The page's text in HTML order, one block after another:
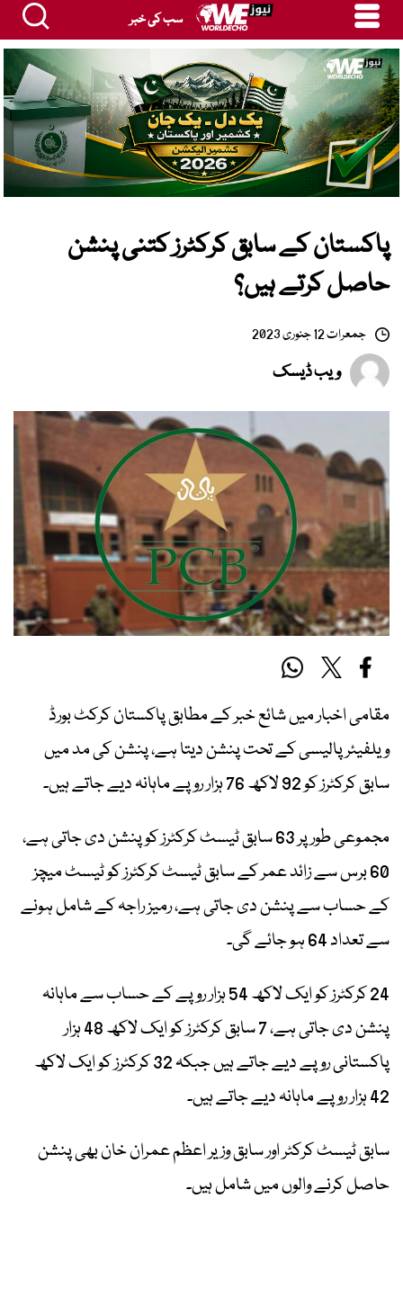
سب کی خبر
پاکستان کے سابق کرکٹرز کتنی پنشن
حاصل کرتے ہیں؟
جمعرات 12 جنوری 2023
ویب ڈیسک
مقامی اخبار میں شائع خبر کے مطابق پاکستان کرکٹ بورڈ
ویلفیئر پالیسی کے تحت پنشن دیتا ہے، پنشن کی مد میں
سابق کرکٹرز کو 92 لاکھ 76 ہزار روپے ماہانہ دیے جاتے ہیں۔
مجموعی طور پر 63 سابق ٹیسٹ کرکٹرز کو پنشن دی جاتی ہے،
60 برس سے زائد عمر کے سابق ٹیسٹ کرکٹرز کو ٹیسٹ میچز
کے حساب سے پنشن دی جاتی ہے، رمیز راجہ کے شامل ہونے
سے تعداد 64 ہو جائے گی۔
24 کرکٹرز کو ایک لاکھ 54 ہزار روپے کے حساب سے ماہانہ
پنشن دی جاتی ہے، 7 سابق کرکٹرز کو ایک لاکھ 48 ہزار
پاکستانی روپے دیے جاتے ہیں جبکہ 32 کرکٹرز کو ایک لاکھ
42 ہزار روپے ماہانہ دیے جاتے ہیں۔
سابق ٹیسٹ کرکٹر اور سابق وزیر اعظم عمران خان بھی پنشن
حاصل کرنے والوں میں شامل ہیں۔